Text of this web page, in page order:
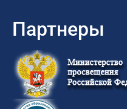
Партнеры